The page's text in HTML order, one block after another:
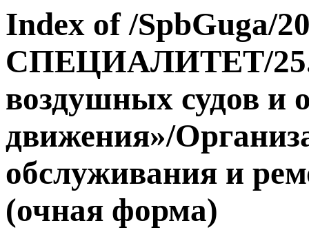
Index of /SpbGuga/
СПЕЦИАЛИТЕТ/
воздушных судов и
движения»/
обслуживания и
(очная форма)